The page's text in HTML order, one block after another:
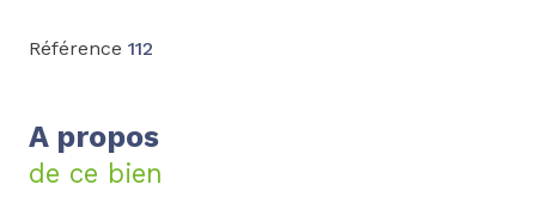
Référence 112
A propos
de ce bien